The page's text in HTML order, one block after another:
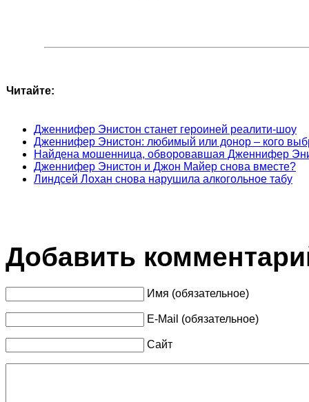
Читайте:
Дженнифер Энистон станет героиней реалити-шоу
Дженнифер Энистон: любимый или донор – кого
Найдена мошенница, обворовавшая Дженнифер
Дженнифер Энистон и Джон Майер снова вместе?
Линдсей Лохан снова нарушила алкогольное табу
Добавить
Имя (обязательное)
E-Mail (обязательное)
Сайт